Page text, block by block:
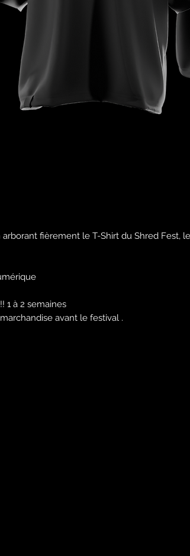
fièrement le T-Shirt du Shred Fest, le
1 à 2 semaines
avant le festival .